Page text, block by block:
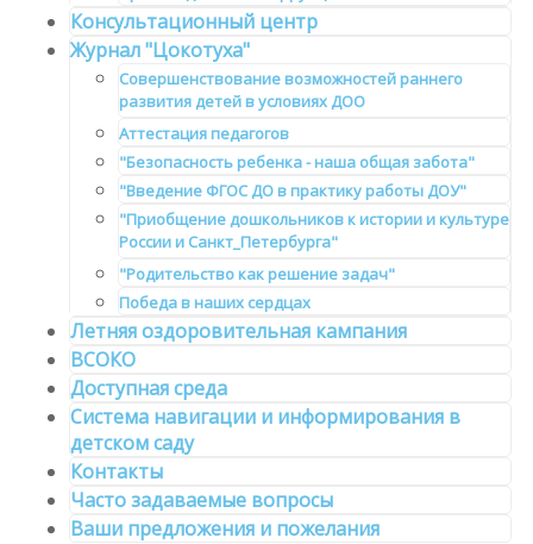
Консультационный центр
Журнал "Цокотуха"
Совершенствование возможностей раннего
развития детей в условиях ДОО
Аттестация педагогов
"Безопасность ребенка - наша общая забота"
"Введение ФГОС ДО в практику работы ДОУ"
"Приобщение дошкольников к истории и культуре
России и Санкт_Петербурга"
"Родительство как решение задач"
Победа в наших сердцах
Летняя оздоровительная кампания
ВСОКО
Доступная среда
Система навигации и информирования в
детском саду
Контакты
Часто задаваемые вопросы
Ваши предложения и пожелания